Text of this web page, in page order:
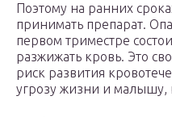
Поэтому на ранних
принимать препарат.
первом триместре
разжижать кровь. Это
риск развития
угрозу жизни и